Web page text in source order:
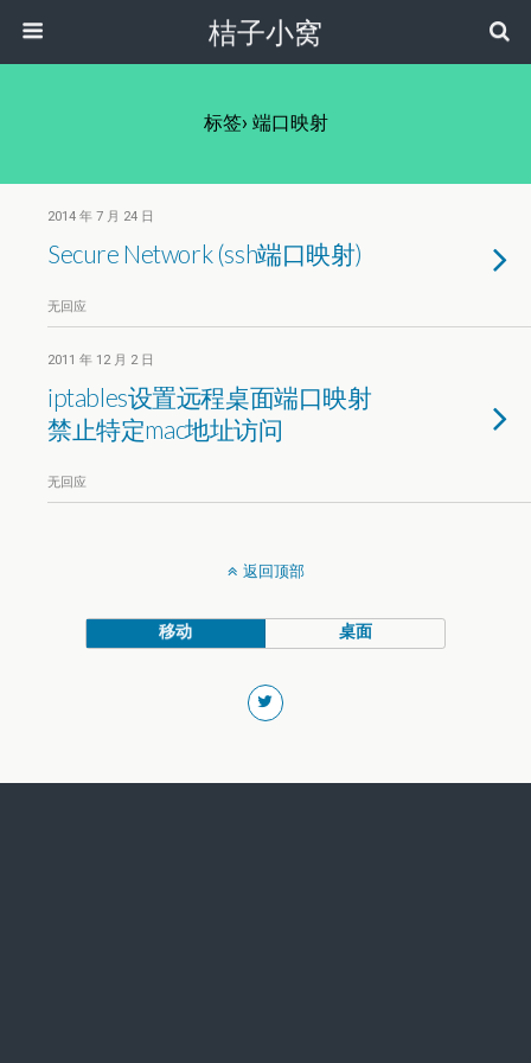
桔子小窝
标签› 端口映射
2014 年 7 月 24 日
Secure Network (ssh端口映射)
无回应
2011 年 12 月 2 日
iptables设置远程桌面端口映射
禁止特定mac地址访问
无回应
返回顶部
移动 桌面